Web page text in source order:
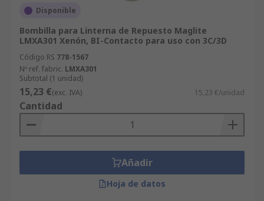
Disponible
Bombilla para Linterna de Repuesto Maglite
LMXA301 Xenón, BI-Contacto para uso con 3C/3D
Código RS 778-1567
Nº ref. fabric. LMXA301
Subtotal (1 unidad)
15,23 €(exc. IVA) 15,23 €/unidad
Cantidad
Añadir
Hoja de datos